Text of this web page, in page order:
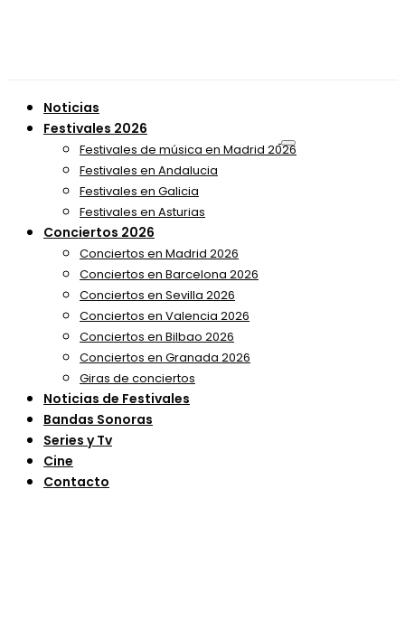
Noticias
Festivales 2026
Festivales de música en Madrid 2026
Festivales en Andalucia
Festivales en Galicia
Festivales en Asturias
Conciertos 2026
Conciertos en Madrid 2026
Conciertos en Barcelona 2026
Conciertos en Sevilla 2026
Conciertos en Valencia 2026
Conciertos en Bilbao 2026
Conciertos en Granada 2026
Giras de conciertos
Noticias de Festivales
Bandas Sonoras
Series y Tv
Cine
Contacto